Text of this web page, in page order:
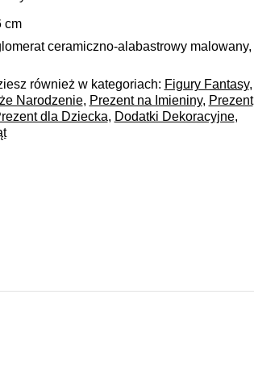
cm
ceramiczno-alabastrowy malowany,
również w kategoriach: Figury Fantasy,
Narodzenie, Prezent na Imieniny, Prezent
dla Dziecka, Dodatki Dekoracyjne,